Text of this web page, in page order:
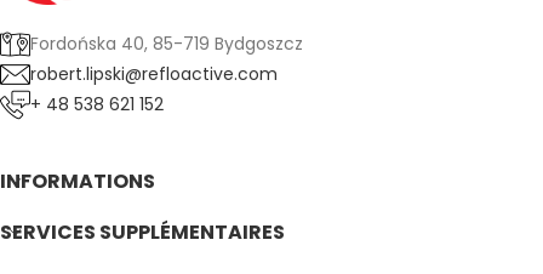
Fordońska 40, 85-719 Bydgoszcz
robert.lipski@refloactive.com
+ 48 538 621 152
INFORMATIONS
SERVICES SUPPLÉMENTAIRES